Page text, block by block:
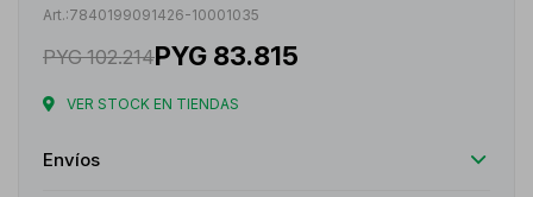
7840199091426-10001035
PYG 102.214PYG 83.815
VER STOCK EN TIENDAS
Envíos